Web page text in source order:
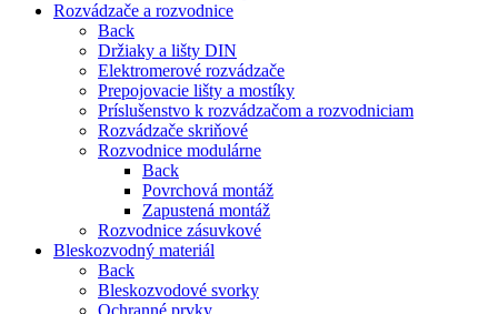
Rozvádzače a rozvodnice
Back
Držiaky a lišty DIN
Elektromerové rozvádzače
Prepojovacie lišty a mostíky
Príslušenstvo k rozvádzačom a rozvodniciam
Rozvádzače skriňové
Rozvodnice modulárne
Back
Povrchová montáž
Zapustená montáž
Rozvodnice zásuvkové
Bleskozvodný materiál
Back
Bleskozvodové svorky
Ochranné prvky